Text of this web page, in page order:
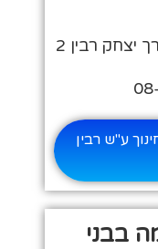
רבין 2
ע"ש רבין
בבני